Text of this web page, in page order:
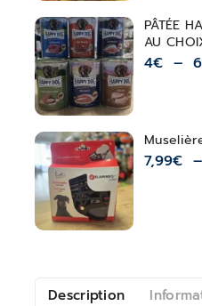
PÂTÉE
AU
4€ – 6
7,99€ –
Description